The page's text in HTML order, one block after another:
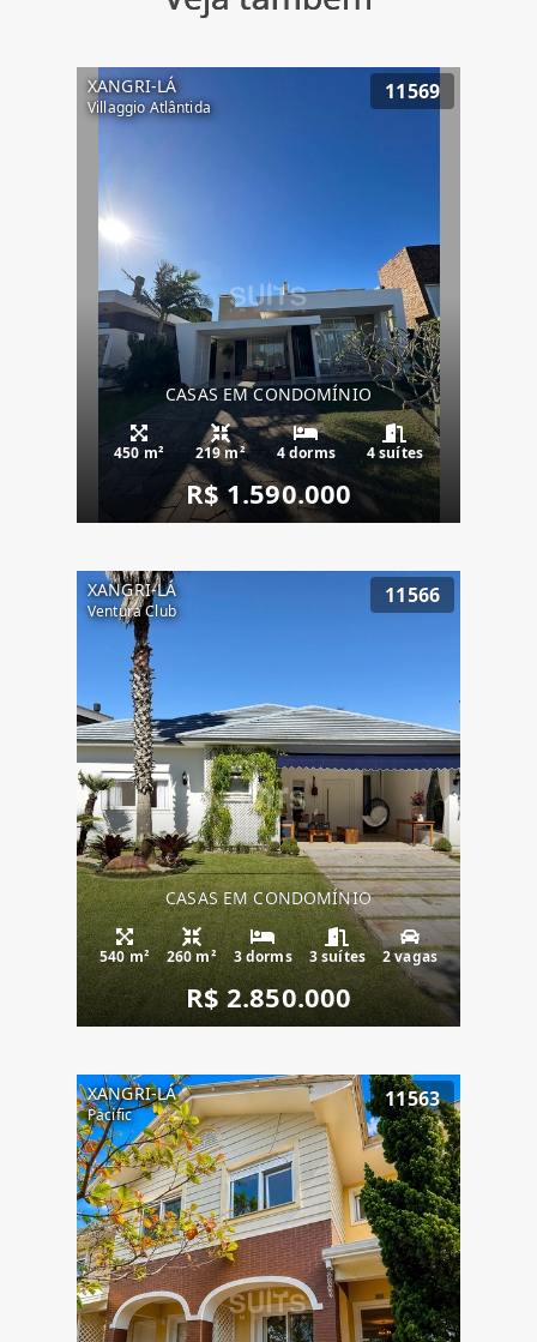
XANGRI-LÁ
Villaggio Atlântida
11569
CASAS EM CONDOMÍNIO
450 m² 219 m² 4 dorms 4 suítes
R$ 1.590.000
XANGRI-LÁ
Ventura Club
11566
CASAS EM CONDOMÍNIO
540 m² 260 m² 3 dorms 3 suítes 2 vagas
R$ 2.850.000
XANGRI-LÁ
Pacific
11563